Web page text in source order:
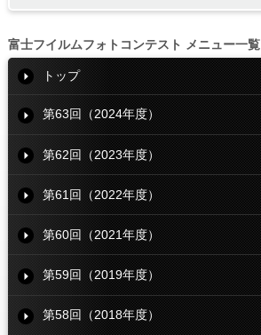
富士フイルムフォトコンテスト メニュー一覧
トップ
第63回（2024年度）
第62回（2023年度）
第61回（2022年度）
第60回（2021年度）
第59回（2019年度）
第58回（2018年度）